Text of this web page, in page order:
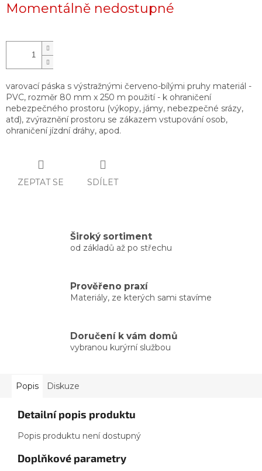
cena:
Momentálně nedostupné
varovací páska s výstražnými červeno-bílými pruhy materiál -
PVC, rozměr 80 mm x 250 m použití - k ohraničení
nebezpečného prostoru (výkopy, jámy, nebezpečné srázy,
atd), zvýraznění prostoru se zákazem vstupování osob,
ohraničení jízdní dráhy, apod.
ZEPTAT SE SDÍLET
Široký sortiment
od základů až po střechu
Prověřeno praxí
Materiály, ze kterých sami stavíme
Doručení k vám domů
vybranou kurýrní službou
Popis Diskuze
Detailní popis produktu
Popis produktu není dostupný
Doplňkové parametry